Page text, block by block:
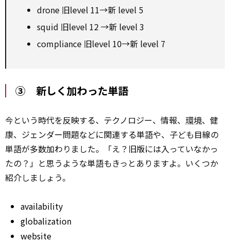
drone 旧level 11→新 level 5
squid 旧level 12 →新 level 3
compliance 旧level 10→新 level 7
③ 新しく加わった単語
今という時代を反映する、テクノロジー、情報、 環境、健
康、ジェンダー問題などに関連する単語や、子ども目線の
単語が多数加わりました。「え？旧版には入っていなかっ
たの？」と思うような単語もきっとありますよ。いくつか
紹介しましょう。
availability
globalization
website